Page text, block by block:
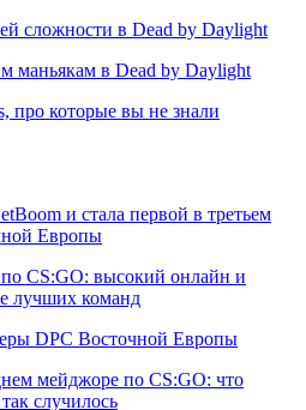
сложности в Dead by Daylight
маньякам в Dead by Daylight
про которые вы не знали
и стала первой в третьем
Европы
CS:GO: высокий онлайн и
лучших команд
DPC Восточной Европы
мейджоре по CS:GO: что
случилось